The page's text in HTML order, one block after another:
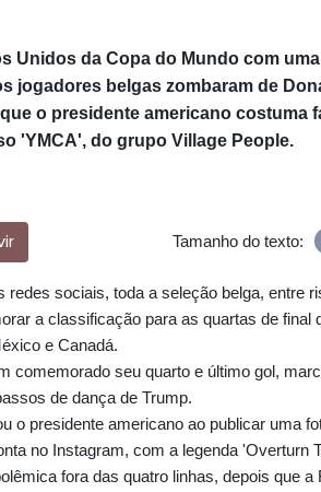
Unidos da Copa do Mundo com
jogadores belgas zombaram de
o presidente americano costuma
'YMCA', do grupo Village People.
Tamanho do texto:
redes sociais, toda a seleção belga, entre
a classificação para as quartas de final
e Canadá.
comemorado seu quarto e último gol,
de dança de Trump.
o presidente americano ao publicar uma
no Instagram, com a legenda 'Overturn
fora das quatro linhas, depois que a